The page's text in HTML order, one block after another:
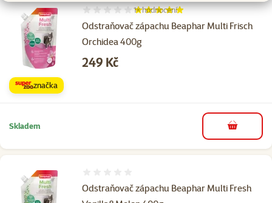
Odstraňovač zápachu Beaphar Multi Frisch
Orchidea 400g
Hodnocení 100%, počet hodnocení: 1
1×hodnocení
Cena
249 Kč
značka
Skladem do košíku
Odstraňovač zápachu Beaphar Multi Fresh